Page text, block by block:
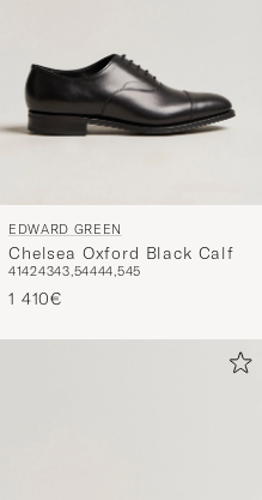
EDWARD GREEN
Chelsea Oxford Black Calf
41424343,54444,545
1 410€